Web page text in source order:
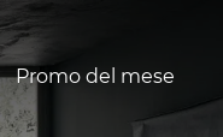
Promo del mese